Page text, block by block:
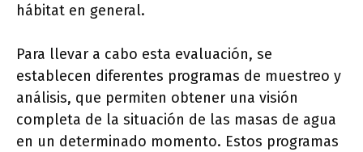
hábitat en general.
Para llevar a cabo esta evaluación, se
establecen diferentes programas de muestreo y
análisis, que permiten obtener una visión
completa de la situación de las masas de agua
en un determinado momento. Estos programas